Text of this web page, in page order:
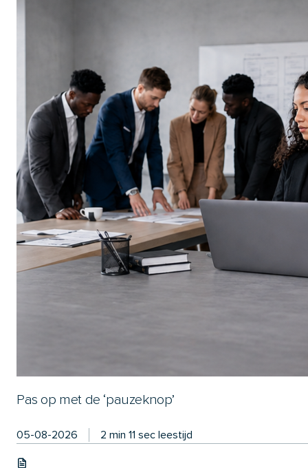
Pas op met de ‘pauzeknop’
05-08-2026 2 min 11 sec leestijd